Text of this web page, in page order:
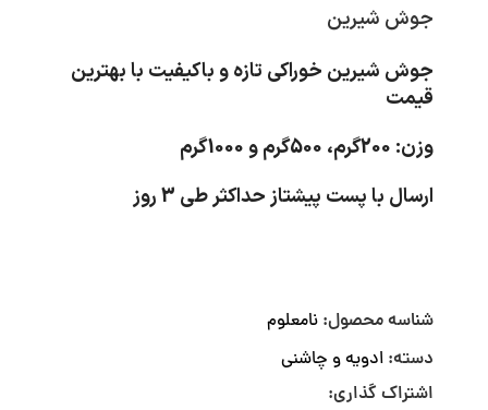
جوش شیرین
جوش شیرین خوراکی تازه و باکیفیت با بهترین
قیمت
وزن: 200گرم، 500گرم و 1000گرم
ارسال با پست پیشتاز حداکثر طی 3 روز
شناسه محصول: نامعلوم
دسته: ادویه و چاشنی
اشتراک گذاری: